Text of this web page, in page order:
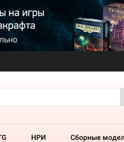
НРИ Сборные